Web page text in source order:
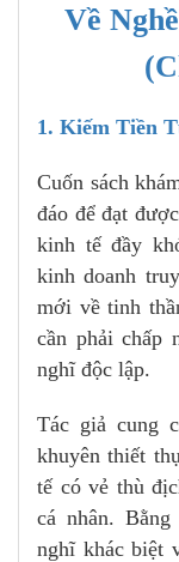
Về
1. Kiếm Tiền
Cuốn sách
đáo để đạt
kinh tế đầy
kinh doanh
mới về tinh
cần phải chấp
nghĩ độc lập.
Tác giả cung
khuyên thiết
tế có vẻ thù
cá nhân.
nghĩ khác biệt